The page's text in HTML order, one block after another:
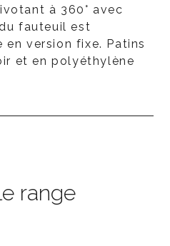
à 360° avec
fauteuil est
version fixe. Patins
et en polyéthylène
range